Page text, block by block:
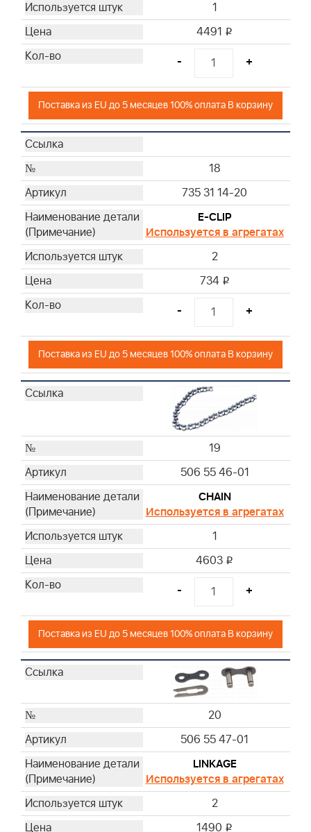
1
4491 i
- +
Поставка из EU до 5 месяцев 100% оплата В корзину
18
735 31 14-20
E-CLIP
Используется в агрегатах
2
734 i
- +
Поставка из EU до 5 месяцев 100% оплата В корзину
19
506 55 46-01
CHAIN
Используется в агрегатах
1
4603 i
- +
Поставка из EU до 5 месяцев 100% оплата В корзину
20
506 55 47-01
LINKAGE
Используется в агрегатах
2
1490 i